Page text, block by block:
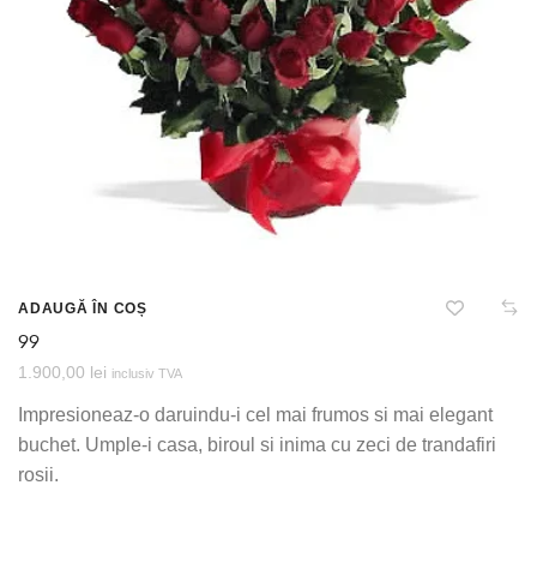
ADAUGĂ ÎN COȘ
99
1.900,00 lei inclusiv TVA
Impresioneaz-o daruindu-i cel mai frumos si mai elegant
buchet. Umple-i casa, biroul si inima cu zeci de trandafiri
rosii.